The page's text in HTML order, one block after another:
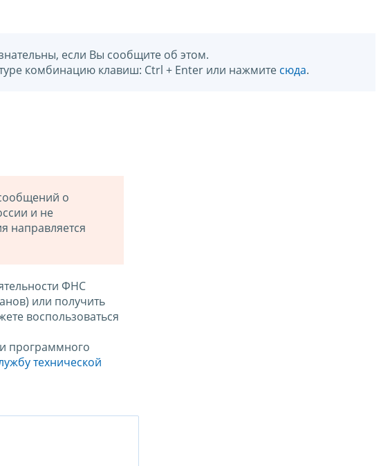
если Вы сообщите об этом.
комбинацию клавиш: Ctrl + Enter или нажмите сюда.
о
и не
направляется
ФНС
или получить
воспользоваться
программного
технической